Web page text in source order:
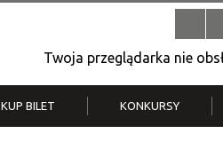
Twoja przeglądarka nie
KUP BILET KONKURSY